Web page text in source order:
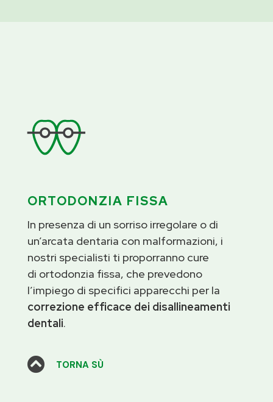
ORTODONZIA FISSA
In presenza di un sorriso irregolare o di
un’arcata dentaria con malformazioni, i
nostri specialisti ti proporranno cure
di ortodonzia fissa, che prevedono
l’impiego di specifici apparecchi per la
correzione efficace dei disallineamenti
dentali.
 TORNA SÙ